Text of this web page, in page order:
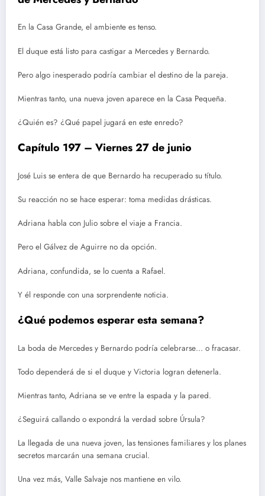
En la Casa Grande, el ambiente es tenso.
El duque está listo para castigar a Mercedes y Bernardo.
Pero algo inesperado podría cambiar el destino de la pareja.
Mientras tanto, una nueva joven aparece en la Casa Pequeña.
¿Quién es? ¿Qué papel jugará en este enredo?
Capítulo 197 – Viernes 27 de junio
José Luis se entera de que Bernardo ha recuperado su título.
Su reacción no se hace esperar: toma medidas drásticas.
Adriana habla con Julio sobre el viaje a Francia.
Pero el Gálvez de Aguirre no da opción.
Adriana, confundida, se lo cuenta a Rafael.
Y él responde con una sorprendente noticia.
¿Qué podemos esperar esta semana?
La boda de Mercedes y Bernardo podría celebrarse… o fracasar.
Todo dependerá de si el duque y Victoria logran detenerla.
Mientras tanto, Adriana se ve entre la espada y la pared.
¿Seguirá callando o expondrá la verdad sobre Úrsula?
La llegada de una nueva joven, las tensiones familiares y los planes
secretos marcarán una semana crucial.
Una vez más, Valle Salvaje nos mantiene en vilo.